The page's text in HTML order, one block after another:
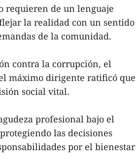
requieren de un lenguaje
la realidad con un sentido
de la comunidad.
contra la corrupción, el
máximo dirigente ratificó que
social vital.
profesional bajo el
las decisiones
por el bienestar